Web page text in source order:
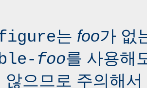
는 foo가 없
foo를 사용해
않으므로 주의해